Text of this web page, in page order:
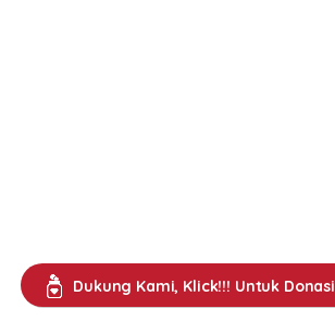
Dukung Kami, Klick!!! Untuk Donasi